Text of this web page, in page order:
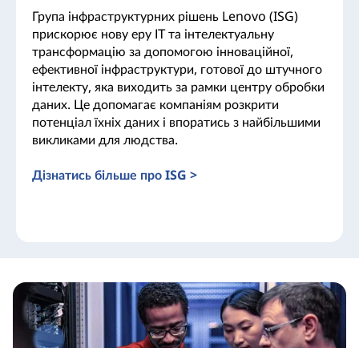
Група інфраструктурних рішень Lenovo (ISG)
прискорює нову еру ІТ та інтелектуальну
трансформацію за допомогою інноваційної,
ефективної інфраструктури, готової до штучного
інтелекту, яка виходить за рамки центру обробки
даних. Це допомагає компаніям розкрити
потенціал їхніх даних і впоратись з найбільшими
викликами для людства.
Дізнатись більше про ISG >